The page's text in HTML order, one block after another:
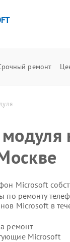
ремонт
Microsoft
по ремонту
Microsoft в
ремонт
Microsoft